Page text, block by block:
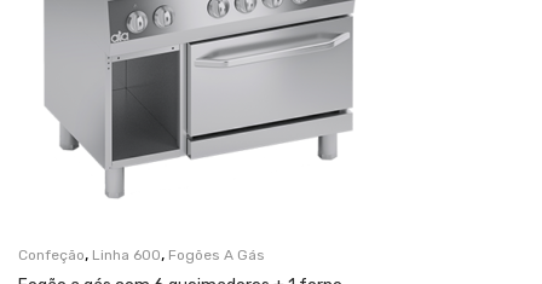
Confeção, Linha 600, Fogões A Gás